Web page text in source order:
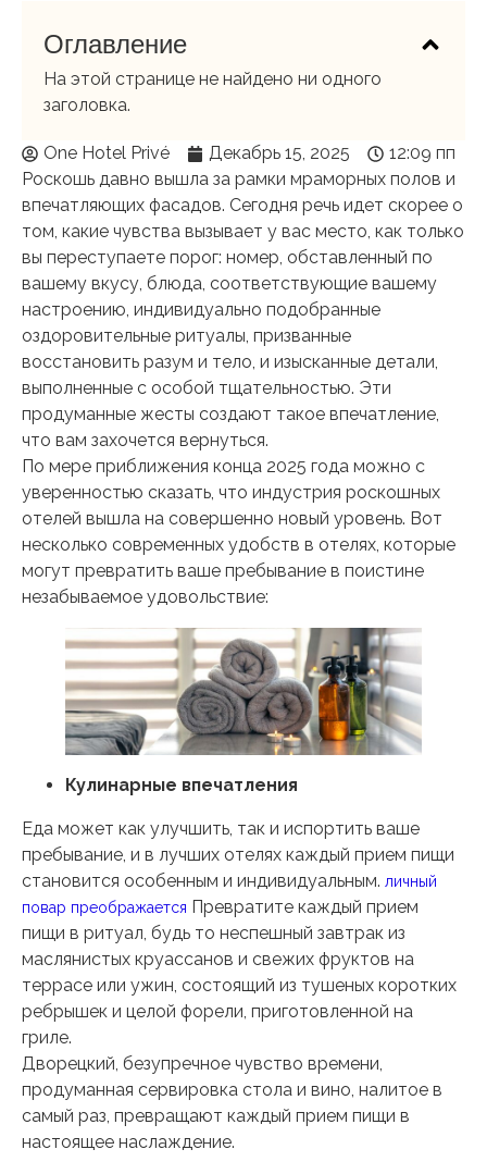
Оглавление
На этой странице не найдено ни одного
заголовка.
One Hotel Privé Декабрь 15, 2025
12:09 пп
Роскошь давно вышла за рамки мраморных полов и
впечатляющих фасадов. Сегодня речь идет скорее о
том, какие чувства вызывает у вас место, как только
вы переступаете порог: номер, обставленный по
вашему вкусу, блюда, соответствующие вашему
настроению, индивидуально подобранные
оздоровительные ритуалы, призванные
восстановить разум и тело, и изысканные детали,
выполненные с особой тщательностью. Эти
продуманные жесты создают такое впечатление,
что вам захочется вернуться.
По мере приближения конца 2025 года можно с
уверенностью сказать, что индустрия роскошных
отелей вышла на совершенно новый уровень. Вот
несколько современных удобств в отелях, которые
могут превратить ваше пребывание в поистине
незабываемое удовольствие:
Кулинарные впечатления
Еда может как улучшить, так и испортить ваше
пребывание, и в лучших отелях каждый прием пищи
становится особенным и индивидуальным. личный
повар преображается Превратите каждый прием
пищи в ритуал, будь то неспешный завтрак из
маслянистых круассанов и свежих фруктов на
террасе или ужин, состоящий из тушеных коротких
ребрышек и целой форели, приготовленной на
гриле.
Дворецкий, безупречное чувство времени,
продуманная сервировка стола и вино, налитое в
самый раз, превращают каждый прием пищи в
настоящее наслаждение.